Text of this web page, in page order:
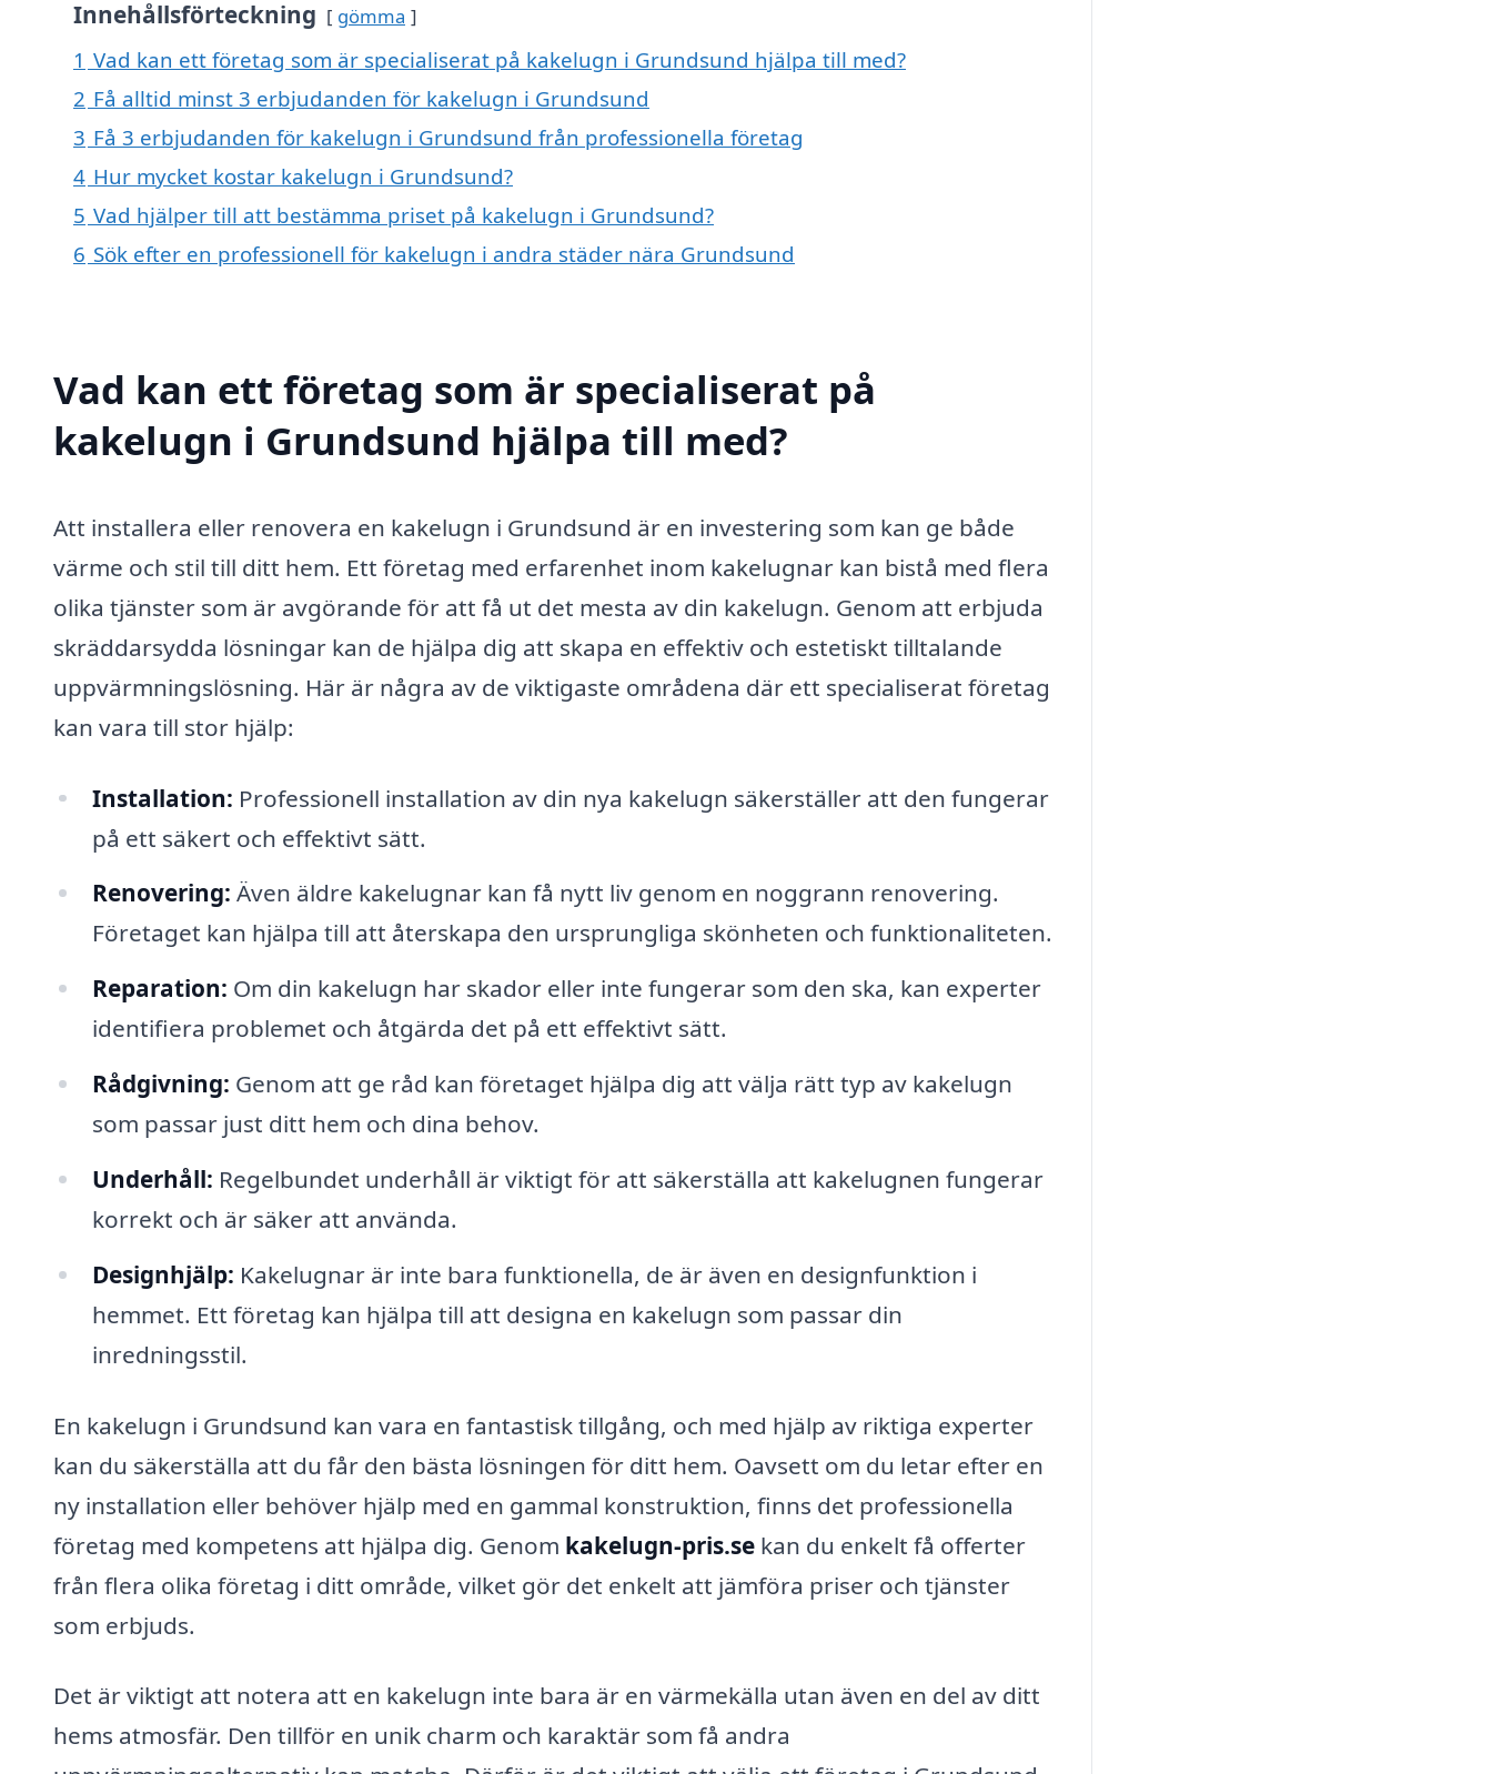
Innehållsförteckning gömma
1 Vad kan ett företag som är specialiserat på kakelugn i Grundsund hjälpa till med?
2 Få alltid minst 3 erbjudanden för kakelugn i Grundsund
3 Få 3 erbjudanden för kakelugn i Grundsund från professionella företag
4 Hur mycket kostar kakelugn i Grundsund?
5 Vad hjälper till att bestämma priset på kakelugn i Grundsund?
6 Sök efter en professionell för kakelugn i andra städer nära Grundsund
Vad kan ett företag som är specialiserat på
kakelugn i Grundsund hjälpa till med?
Att installera eller renovera en kakelugn i Grundsund är en investering som kan ge både
värme och stil till ditt hem. Ett företag med erfarenhet inom kakelugnar kan bistå med flera
olika tjänster som är avgörande för att få ut det mesta av din kakelugn. Genom att erbjuda
skräddarsydda lösningar kan de hjälpa dig att skapa en effektiv och estetiskt tilltalande
uppvärmningslösning. Här är några av de viktigaste områdena där ett specialiserat företag
kan vara till stor hjälp:
Installation: Professionell installation av din nya kakelugn säkerställer att den fungerar
på ett säkert och effektivt sätt.
Renovering: Även äldre kakelugnar kan få nytt liv genom en noggrann renovering.
Företaget kan hjälpa till att återskapa den ursprungliga skönheten och funktionaliteten.
Reparation: Om din kakelugn har skador eller inte fungerar som den ska, kan experter
identifiera problemet och åtgärda det på ett effektivt sätt.
Rådgivning: Genom att ge råd kan företaget hjälpa dig att välja rätt typ av kakelugn
som passar just ditt hem och dina behov.
Underhåll: Regelbundet underhåll är viktigt för att säkerställa att kakelugnen fungerar
korrekt och är säker att använda.
Designhjälp: Kakelugnar är inte bara funktionella, de är även en designfunktion i
hemmet. Ett företag kan hjälpa till att designa en kakelugn som passar din
inredningsstil.
En kakelugn i Grundsund kan vara en fantastisk tillgång, och med hjälp av riktiga experter
kan du säkerställa att du får den bästa lösningen för ditt hem. Oavsett om du letar efter en
ny installation eller behöver hjälp med en gammal konstruktion, finns det professionella
företag med kompetens att hjälpa dig. Genom kakelugn-pris.se kan du enkelt få offerter
från flera olika företag i ditt område, vilket gör det enkelt att jämföra priser och tjänster
som erbjuds.
Det är viktigt att notera att en kakelugn inte bara är en värmekälla utan även en del av ditt
hems atmosfär. Den tillför en unik charm och karaktär som få andra